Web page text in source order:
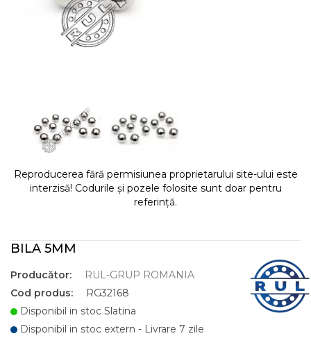
Reproducerea fără permisiunea proprietarului site-ului este
interzisă! Codurile și pozele folosite sunt doar pentru
referință.
BILA 5MM
Producător:
RUL-GRUP ROMANIA
Cod produs:
RG32168
Disponibil in stoc Slatina
Disponibil in stoc extern - Livrare 7 zile